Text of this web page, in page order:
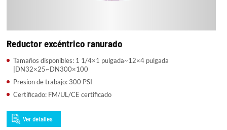
Reductor excéntrico ranurado
Tamaños disponibles: 1 1/4×1 pulgada~12×4 pulgada
|DN32×25~DN300×100
Presion de trabajo: 300 PSI
Certificado: FM/UL/CE certificado
Ver detalles